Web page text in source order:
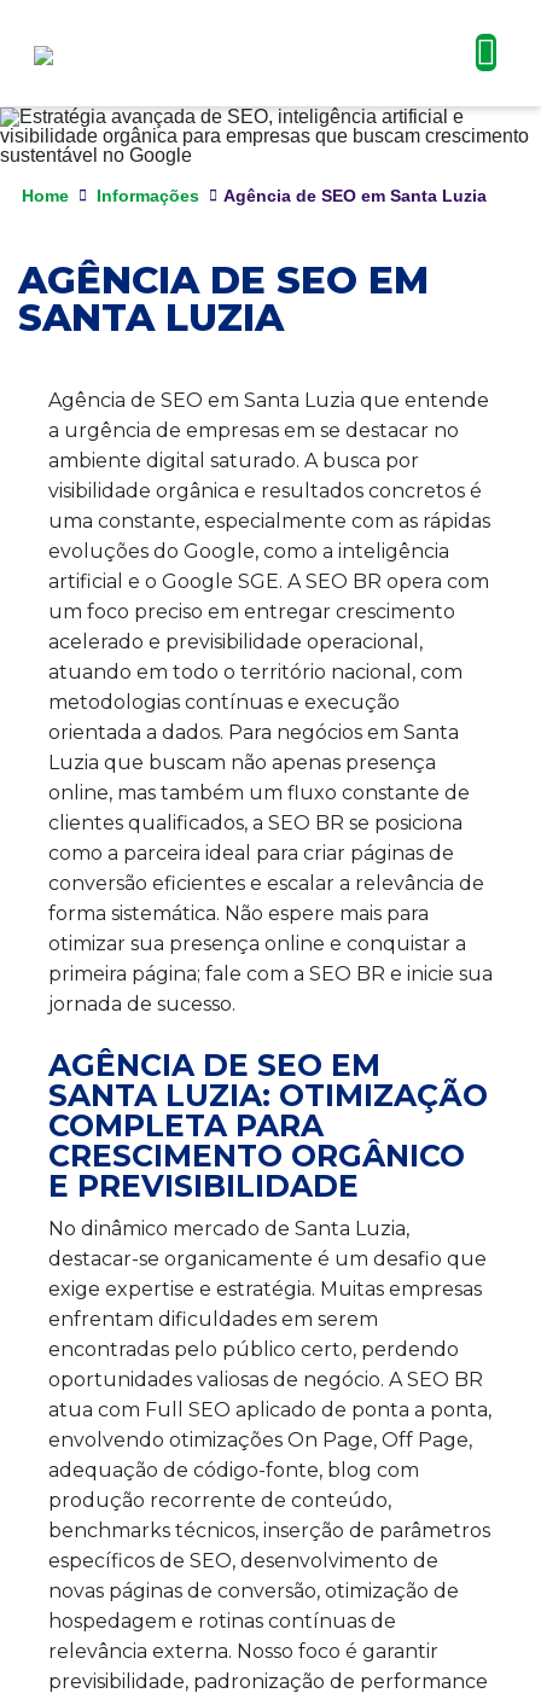
Home Informações Agência de SEO em Santa Luzia
AGÊNCIA DE SEO EM
SANTA LUZIA
Agência de SEO em Santa Luzia que entende
a urgência de empresas em se destacar no
ambiente digital saturado. A busca por
visibilidade orgânica e resultados concretos é
uma constante, especialmente com as rápidas
evoluções do Google, como a inteligência
artificial e o Google SGE. A SEO BR opera com
um foco preciso em entregar crescimento
acelerado e previsibilidade operacional,
atuando em todo o território nacional, com
metodologias contínuas e execução
orientada a dados. Para negócios em Santa
Luzia que buscam não apenas presença
online, mas também um fluxo constante de
clientes qualificados, a SEO BR se posiciona
como a parceira ideal para criar páginas de
conversão eficientes e escalar a relevância de
forma sistemática. Não espere mais para
otimizar sua presença online e conquistar a
primeira página; fale com a SEO BR e inicie sua
jornada de sucesso.
AGÊNCIA DE SEO EM
SANTA LUZIA: OTIMIZAÇÃO
COMPLETA PARA
CRESCIMENTO ORGÂNICO
E PREVISIBILIDADE
No dinâmico mercado de Santa Luzia,
destacar-se organicamente é um desafio que
exige expertise e estratégia. Muitas empresas
enfrentam dificuldades em serem
encontradas pelo público certo, perdendo
oportunidades valiosas de negócio. A SEO BR
atua com Full SEO aplicado de ponta a ponta,
envolvendo otimizações On Page, Off Page,
adequação de código-fonte, blog com
produção recorrente de conteúdo,
benchmarks técnicos, inserção de parâmetros
específicos de SEO, desenvolvimento de
novas páginas de conversão, otimização de
hospedagem e rotinas contínuas de
relevância externa. Nosso foco é garantir
previsibilidade, padronização de performance